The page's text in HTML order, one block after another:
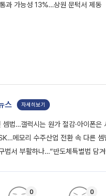
과 가능성 13%…상원 문턱서 제동
스 자세히보기
법…갤럭시는 원가 절감·아이폰은
메모리 수주산업 전환 속 다른 셈
법서 부활하나…“반도체특별법 담
0 0